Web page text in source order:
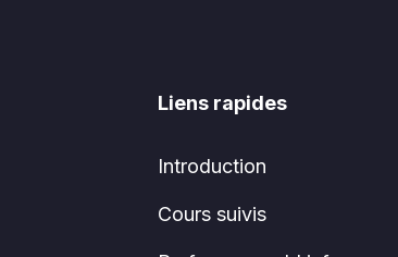
Liens rapides
Introduction
Cours suivis